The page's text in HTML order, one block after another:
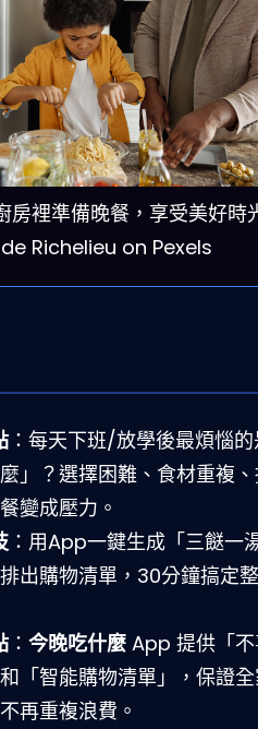
房裡準備晚餐，享受美好時
Richelieu on Pexels
：每天下班/放學後最煩惱的
麼」？選擇困難、食材重複
變成壓力。
：用App一鍵生成「三餸一
出購物清單，30分鐘搞定
： 今晚吃什麼App 提供「不
「智能購物清單」，保證
再重複浪費。